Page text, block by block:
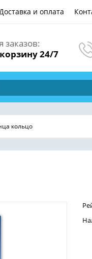
и оплата
24/7
кольцо